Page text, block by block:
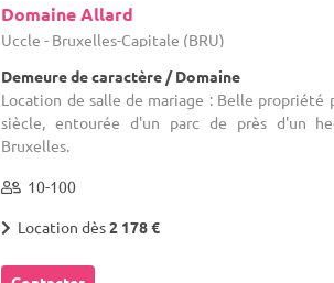
Domaine Allard
Uccle - Bruxelles-Capitale (BRU)
Demeure de caractère / Domaine
Location de salle de mariage : Belle propriété
siècle, entourée d'un parc de près d'un
Bruxelles.
10-100
Location dès2 178 €